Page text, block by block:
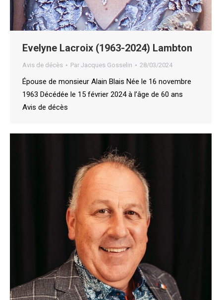
Evelyne Lacroix (1963-2024) Lambton
Avis de décès Par Jacques Gosselin 28/03/2024
Épouse de monsieur Alain Blais Née le 16 novembre
1963 Décédée le 15 février 2024 à l’âge de 60 ans
Avis de décès